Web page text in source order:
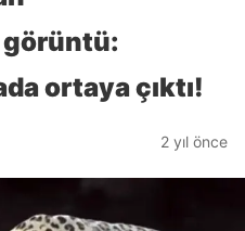
görüntü:
ortaya çıktı!
2 yıl önce